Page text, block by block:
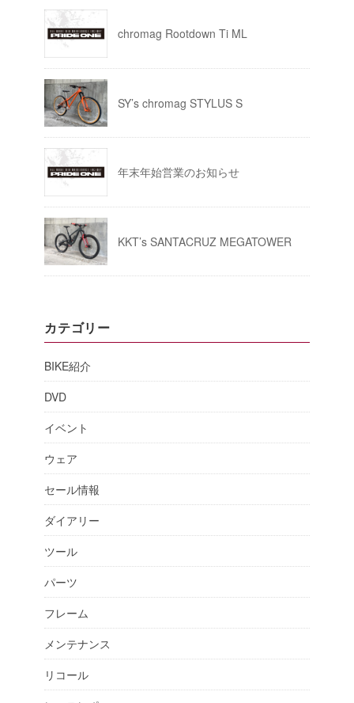
chromag Rootdown Ti ML
SY’s chromag STYLUS S
年末年始営業のお知らせ
KKT’s SANTACRUZ MEGATOWER
カテゴリー
BIKE紹介
DVD
イベント
ウェア
セール情報
ダイアリー
ツール
パーツ
フレーム
メンテナンス
リコール